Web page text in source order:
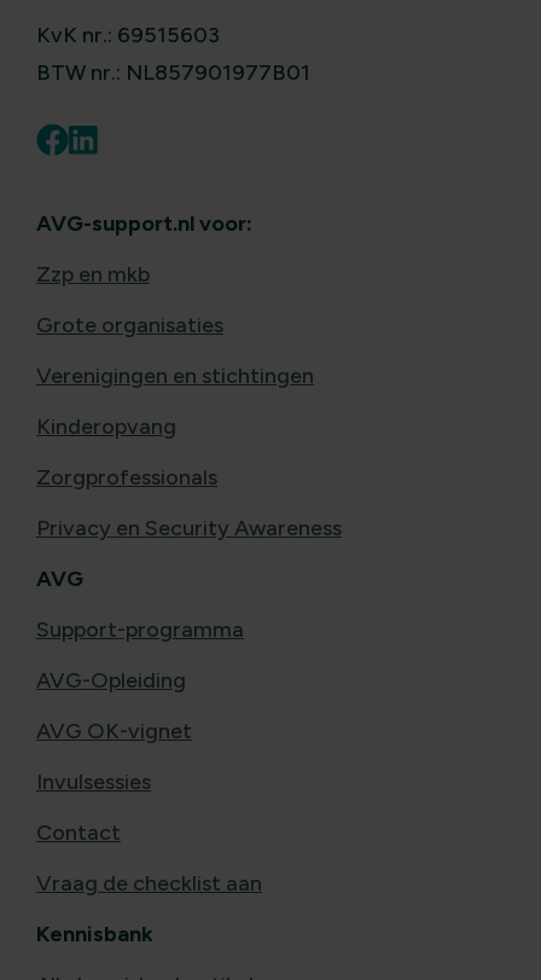
KvK nr.: 69515603
BTW nr.: NL857901977B01
AVG-support.nl voor:
Zzp en mkb
Grote organisaties
Verenigingen en stichtingen
Kinderopvang
Zorgprofessionals
Privacy en Security Awareness
AVG
Support-programma
AVG-Opleiding
AVG OK-vignet
Invulsessies
Contact
Vraag de checklist aan
Kennisbank